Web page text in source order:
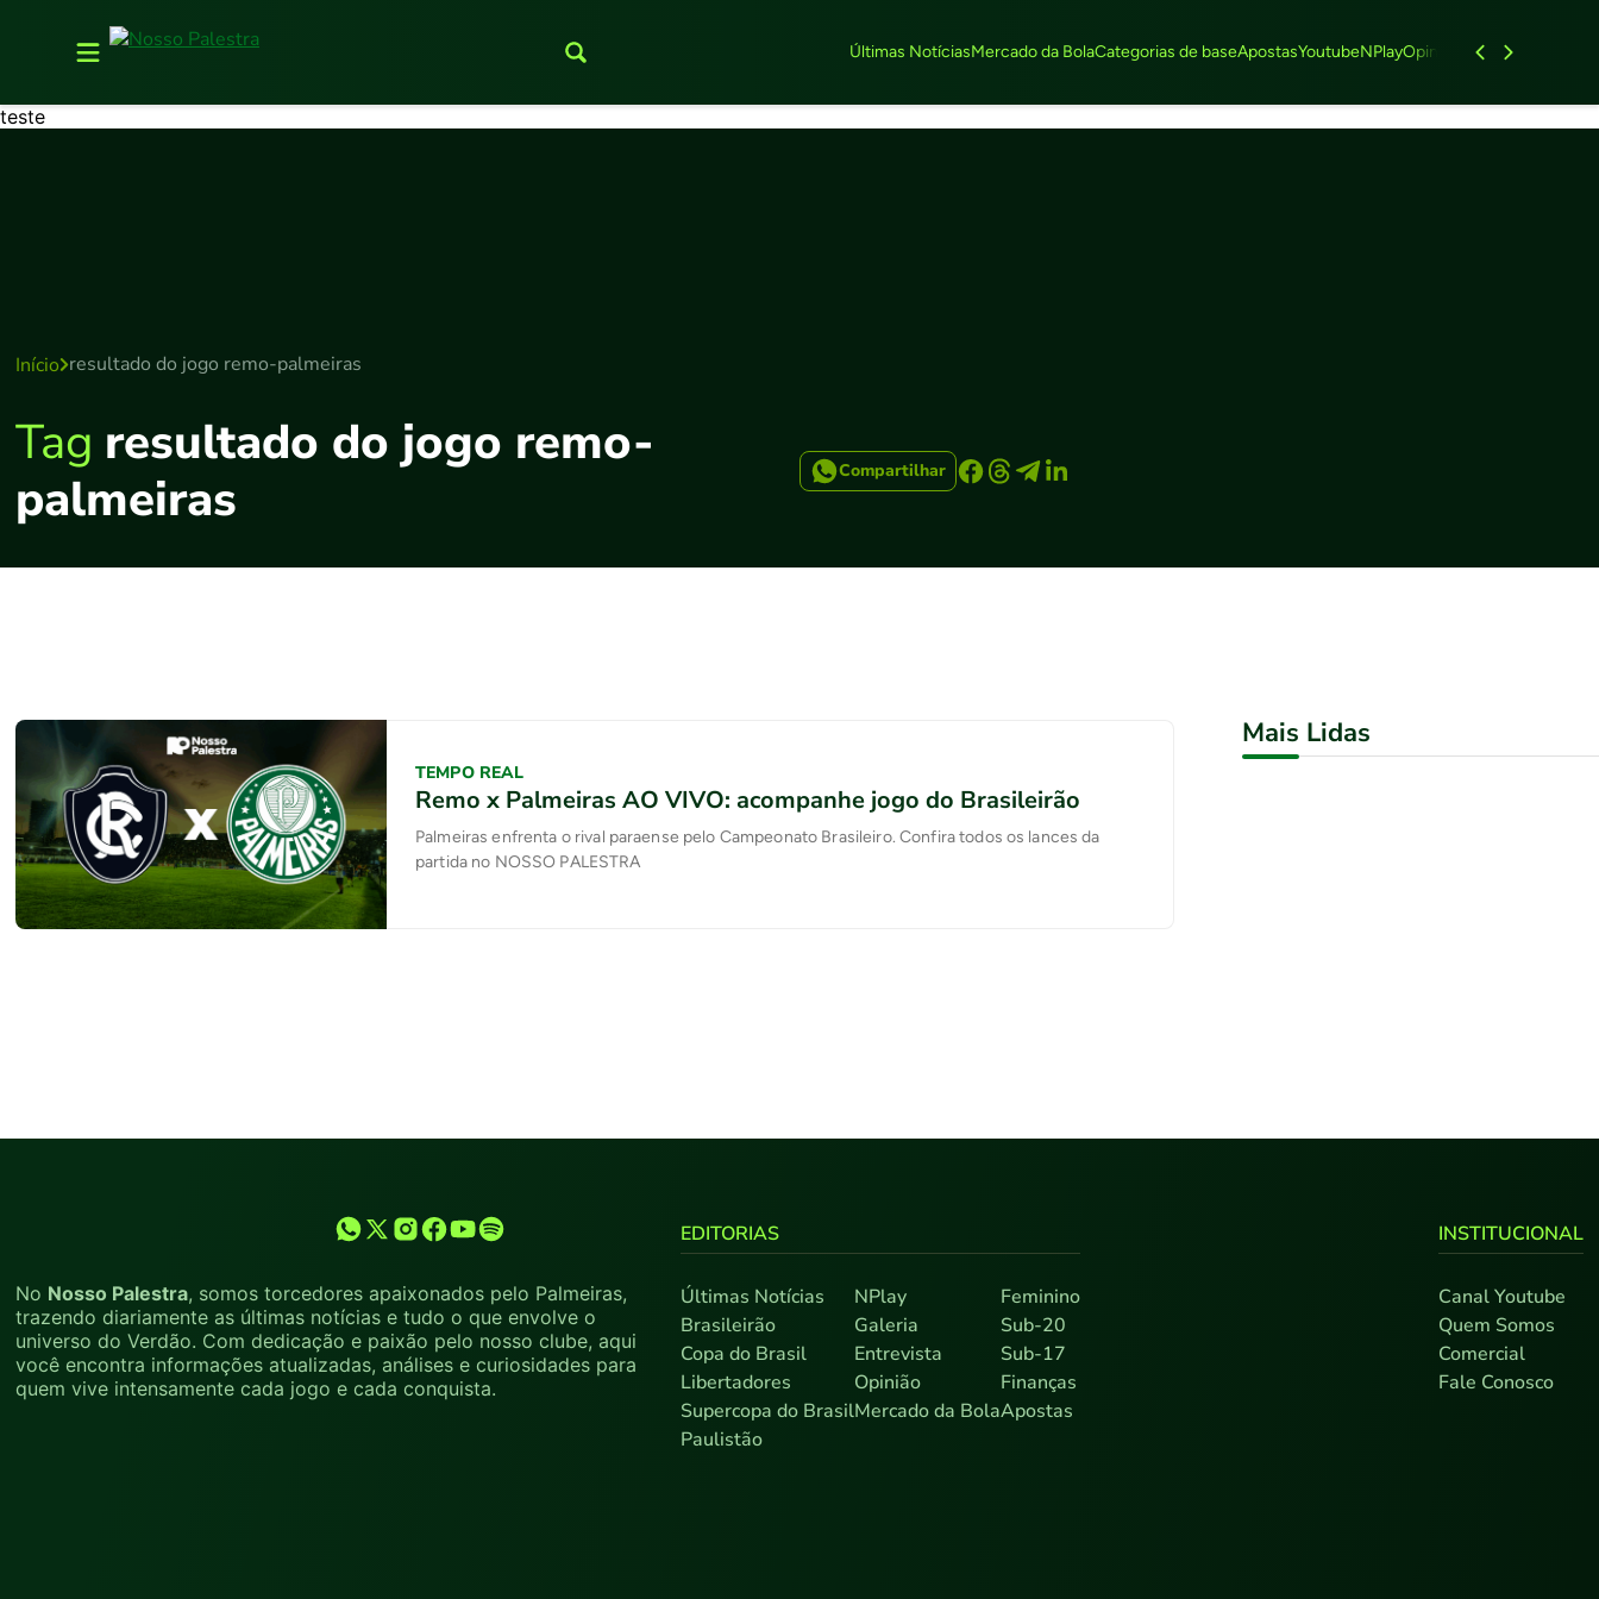
Últimas NotíciasMercado da BolaCategorias de baseApostasYoutubeNPlayOpinião Feminino
teste
Início resultado do jogo remo-palmeiras
Tag resultado do jogo remo-
palmeiras
Compartilhar
TEMPO REAL
Remo x Palmeiras AO VIVO: acompanhe jogo do Brasileirão
Palmeiras enfrenta o rival paraense pelo Campeonato Brasileiro. Confira todos os lances da
partida no NOSSO PALESTRA
Mais Lidas
No Nosso Palestra, somos torcedores apaixonados pelo Palmeiras,
trazendo diariamente as últimas notícias e tudo o que envolve o
universo do Verdão. Com dedicação e paixão pelo nosso clube, aqui
você encontra informações atualizadas, análises e curiosidades para
quem vive intensamente cada jogo e cada conquista.
EDITORIAS
Últimas Notícias
Brasileirão
Copa do Brasil
Libertadores
Supercopa do Brasil
Paulistão
NPlay
Galeria
Entrevista
Opinião
Mercado da Bola
Feminino
Sub-20
Sub-17
Finanças
Apostas
INSTITUCIONAL
Canal Youtube
Quem Somos
Comercial
Fale Conosco